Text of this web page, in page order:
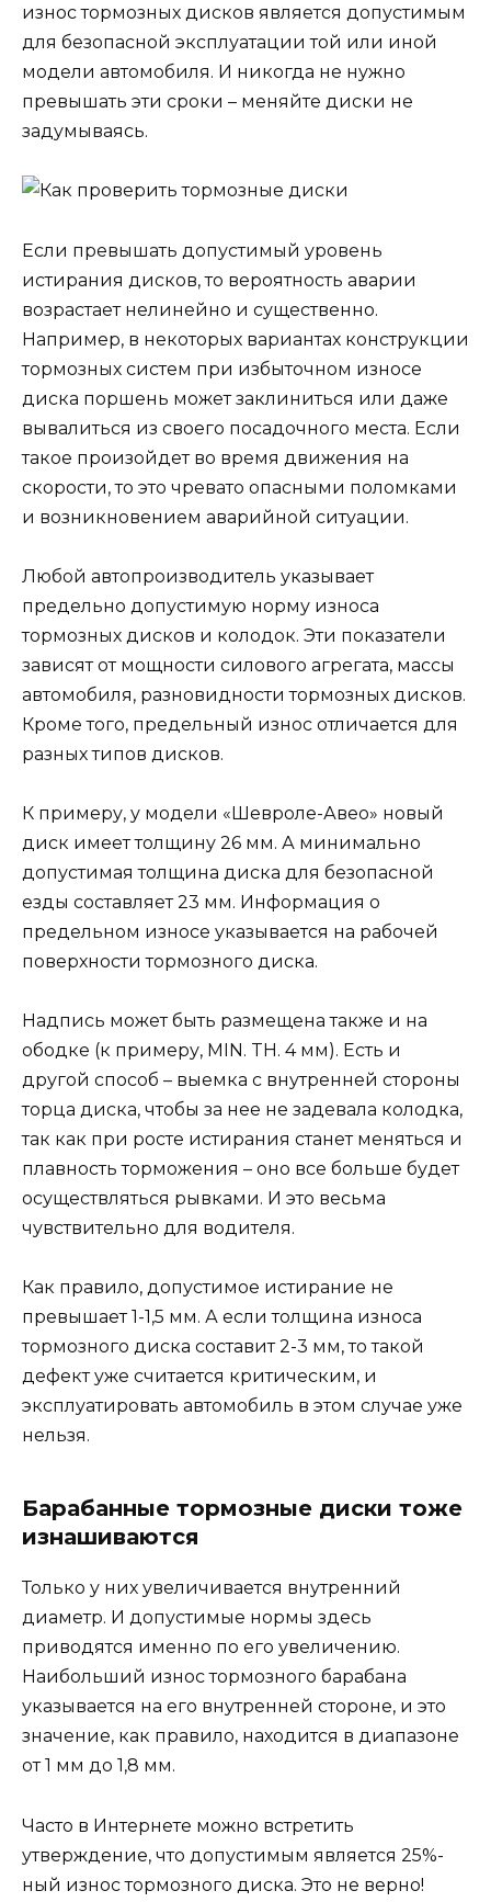
износ тормозных дисков является допустимым
для безопасной эксплуатации той или иной
модели автомобиля. И никогда не нужно
превышать эти сроки – меняйте диски не
задумываясь.
Если превышать допустимый уровень
истирания дисков, то вероятность аварии
возрастает нелинейно и существенно.
Например, в некоторых вариантах конструкции
тормозных систем при избыточном износе
диска поршень может заклиниться или даже
вывалиться из своего посадочного места. Если
такое произойдет во время движения на
скорости, то это чревато опасными поломками
и возникновением аварийной ситуации.
Любой автопроизводитель указывает
предельно допустимую норму износа
тормозных дисков и колодок. Эти показатели
зависят от мощности силового агрегата, массы
автомобиля, разновидности тормозных дисков.
Кроме того, предельный износ отличается для
разных типов дисков.
К примеру, у модели «Шевроле-Авео» новый
диск имеет толщину 26 мм. А минимально
допустимая толщина диска для безопасной
езды составляет 23 мм. Информация о
предельном износе указывается на рабочей
поверхности тормозного диска.
Надпись может быть размещена также и на
ободке (к примеру, MIN. TH. 4 мм). Есть и
другой способ – выемка с внутренней стороны
торца диска, чтобы за нее не задевала колодка,
так как при росте истирания станет меняться и
плавность торможения – оно все больше будет
осуществляться рывками. И это весьма
чувствительно для водителя.
Как правило, допустимое истирание не
превышает 1-1,5 мм. А если толщина износа
тормозного диска составит 2-3 мм, то такой
дефект уже считается критическим, и
эксплуатировать автомобиль в этом случае уже
нельзя.
Барабанные тормозные диски тоже
изнашиваются
Только у них увеличивается внутренний
диаметр. И допустимые нормы здесь
приводятся именно по его увеличению.
Наибольший износ тормозного барабана
указывается на его внутренней стороне, и это
значение, как правило, находится в диапазоне
от 1 мм до 1,8 мм.
Часто в Интернете можно встретить
утверждение, что допустимым является 25%-
ный износ тормозного диска. Это не верно!